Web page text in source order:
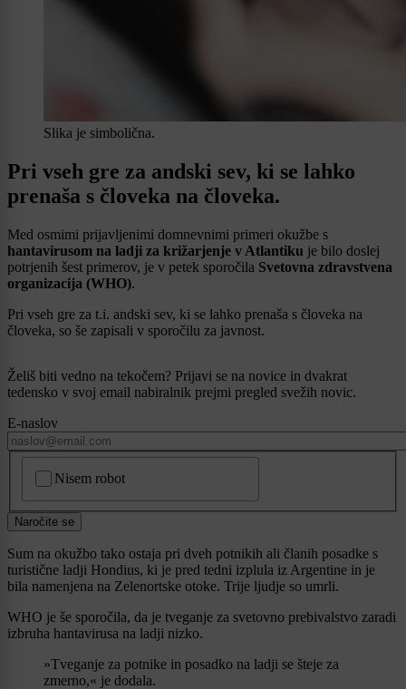
Slika je simbolična.
Pri vseh gre za andski sev, ki se lahko
prenaša s človeka na človeka.
Med osmimi prijavljenimi domnevnimi primeri okužbe s
hantavirusom na ladji za križarjenje v Atlantiku je bilo doslej
potrjenih šest primerov, je v petek sporočila Svetovna zdravstvena
organizacija (WHO).
Pri vseh gre za t.i. andski sev, ki se lahko prenaša s človeka na
človeka, so še zapisali v sporočilu za javnost.
Želiš biti vedno na tekočem? Prijavi se na novice in dvakrat
tedensko v svoj email nabiralnik prejmi pregled svežih novic.
E-naslov
Nisem robot
Naročite se
Sum na okužbo tako ostaja pri dveh potnikih ali članih posadke s
turistične ladji Hondius, ki je pred tedni izplula iz Argentine in je
bila namenjena na Zelenortske otoke. Trije ljudje so umrli.
WHO je še sporočila, da je tveganje za svetovno prebivalstvo zaradi
izbruha hantavirusa na ladji nizko.
»Tveganje za potnike in posadko na ladji se šteje za
zmerno,« je dodala.